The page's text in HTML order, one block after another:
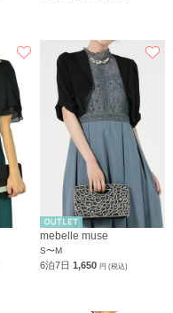
mebelle muse
S〜M
6泊7日1,650円 (税込)